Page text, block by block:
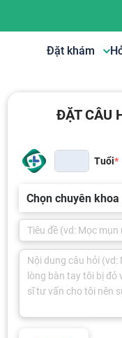
Đặt khám
ĐẶT CÂU
Tuổi
Chọn chuyên khoa